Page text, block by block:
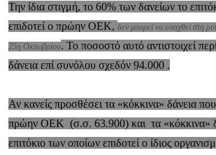
Την ίδια στιγμή, το 60% των δανείων το
επιδοτεί ο πρώην ΟΕΚ, δεν μπορεί να υπαχθεί στη
25η Οκτωβρίου. Το ποσοστό αυτό αντιστοιχεί
δάνεια επί συνόλου σχεδόν 94.000 .
Αν κανείς προσθέσει τα «κόκκινα» δάνεια
πρώην ΟΕΚ (σ.σ. 63.900) και τα «κόκκινα»
επιτόκιο των οποίων επιδοτεί ο ίδιος